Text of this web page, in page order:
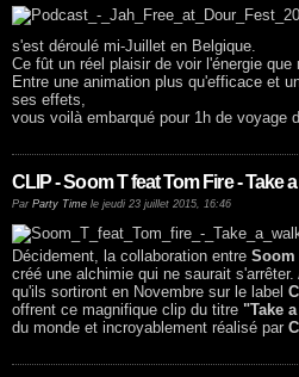
s'est déroulé mi-Juillet en Belgique.
Ce fût un réel plaisir de voir l'énergie que
Entre une animation plus qu'efficace et
ses effets,
vous voilà embarqué pour 1h de voyage
CLIP - Soom T feat Tom Fire - Take
Par Party Time le jeudi 23 juillet 2015, 16:46
Décidement, la collaboration entre Soom
créé une alchimie qui ne saurait
qu'ils sortiront en Novembre sur le label
offrent ce magnifique clip du titre "Take
du monde et incroyablement réalisé par